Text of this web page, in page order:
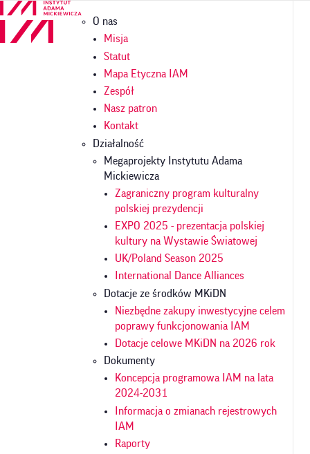
Przejdź
treści
Główna
nawigacja
O nas
Misja
Statut
Mapa Etyczna IAM
Zespół
Nasz patron
Kontakt
Działalność
Megaprojekty Instytutu Adama
Mickiewicza
Zagraniczny program kulturalny
polskiej prezydencji
EXPO 2025 - prezentacja polskiej
kultury na Wystawie Światowej
UK/Poland Season 2025
International Dance Alliances
Dotacje ze środków MKiDN
Niezbędne zakupy inwestycyjne celem
poprawy funkcjonowania IAM
Dotacje celowe MKiDN na 2026 rok
Dokumenty
Koncepcja programowa IAM na lata
2024-2031
Informacja o zmianach rejestrowych
IAM
Raporty